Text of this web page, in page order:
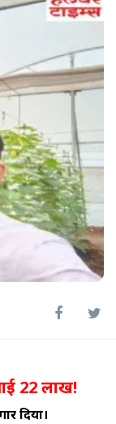
22 लाख!
दिया।